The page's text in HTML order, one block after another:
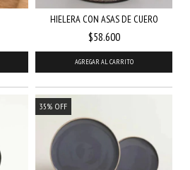
HIELERA CON ASAS DE CUERO
$58.600
35% OFF